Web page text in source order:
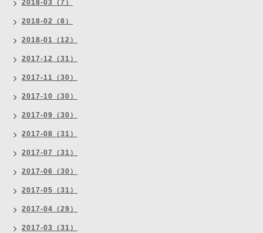
2018-03（7）
2018-02（8）
2018-01（12）
2017-12（31）
2017-11（30）
2017-10（30）
2017-09（30）
2017-08（31）
2017-07（31）
2017-06（30）
2017-05（31）
2017-04（29）
2017-03（31）